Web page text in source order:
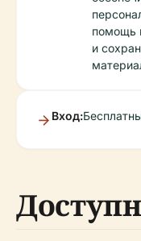
помощь
и
Вход: